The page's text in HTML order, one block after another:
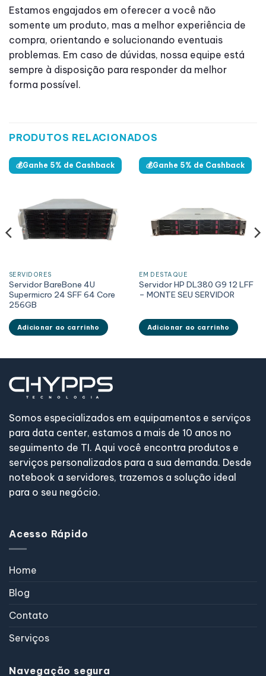
Estamos engajados em oferecer a você não
somente um produto, mas a melhor experiência de
compra, orientando e solucionando eventuais
problemas. Em caso de dúvidas, nossa equipe está
sempre à disposição para responder da melhor
forma possível.
PRODUTOS RELACIONADOS
💰Ganhe 5% de Cashback
SERVIDORES
Servidor BareBone 4U
Supermicro 24 SFF 64 Core
256GB
Adicionar ao carrinho
💰Ganhe 5% de Cashback
EM DESTAQUE
Servidor HP DL380 G9 12 LFF
– MONTE SEU SERVIDOR
Adicionar ao carrinho
Somos especializados em equipamentos e serviços
para data center, estamos a mais de 10 anos no
seguimento de TI. Aqui você encontra produtos e
serviços personalizados para a sua demanda. Desde
notebook a servidores, trazemos a solução ideal
para o seu negócio.
Acesso Rápido
Home
Blog
Contato
Serviços
Navegação segura